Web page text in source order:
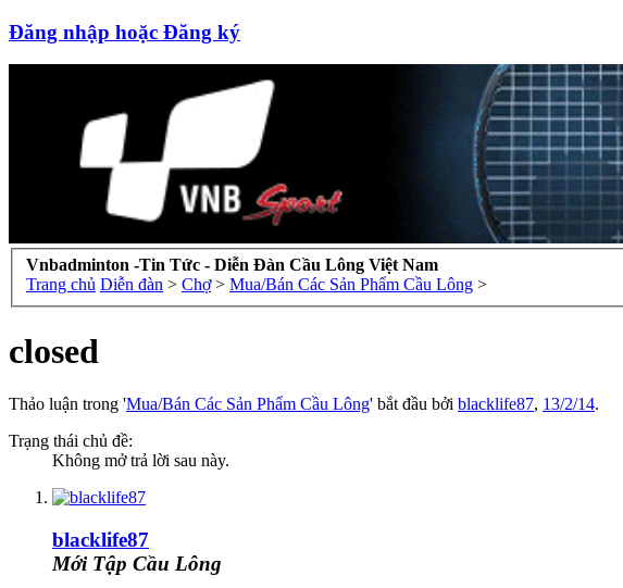
Đăng nhập hoặc Đăng ký
Vnbadminton -Tin Tức - Diễn Đàn Cầu Lông Việt Nam
Trang chủ Diễn đàn > Chợ > Mua/Bán Các Sản Phẩm Cầu Lông >
closed
Thảo luận trong 'Mua/Bán Các Sản Phẩm Cầu Lông' bắt đầu bởi blacklife87, 13/2/14.
Trạng thái chủ đề:
Không mở trả lời sau này.
blacklife87
Mới Tập Cầu Lông